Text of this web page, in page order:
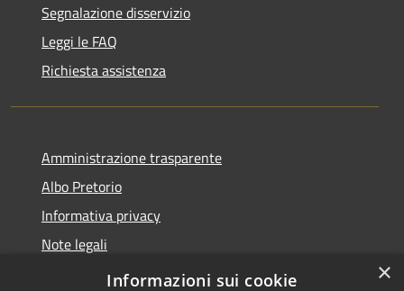
Segnalazione disservizio
Leggi le FAQ
Richiesta assistenza
Amministrazione trasparente
Albo Pretorio
Informativa privacy
Note legali
Dichiarazione di accessibilità
×
Informazioni sui cookie